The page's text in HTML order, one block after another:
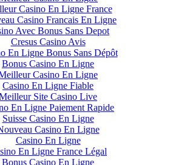
Casino En Ligne France
Casino Francais En Ligne
Avec Bonus Sans Depot
Cresus Casino Avis
En Ligne Bonus Sans Dépôt
Bonus Casino En Ligne
Casino En Ligne
Casino En Ligne Fiable
Site Casino Live
En Ligne Paiement Rapide
Suisse Casino En Ligne
Casino En Ligne
Casino En Ligne
En Ligne France Légal
Bonus Casino En Ligne